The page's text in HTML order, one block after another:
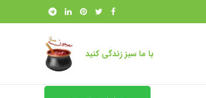
با ما سبز زندگی کنید